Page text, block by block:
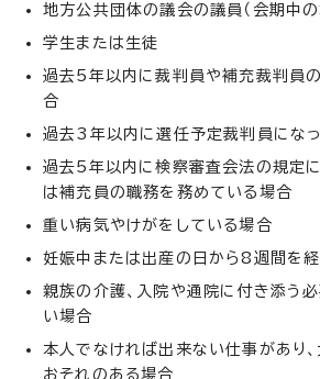
地方公共団体の議会の議員（会期中の
学生または生徒
過去5年以内に裁判員や補充裁判員
合
過去3年以内に選任予定裁判員にな
過去5年以内に検察審査会法の規定
は補充員の職務を務めている場合
重い病気やけがをしている場合
妊娠中または出産の日から8週間を
親族の介護、入院や通院に付き添う
い場合
本人でなければ出来ない仕事があり
おそれのある場合